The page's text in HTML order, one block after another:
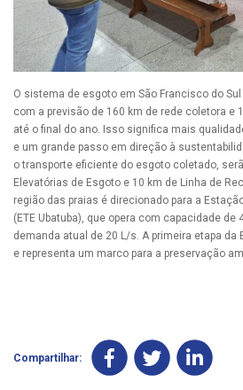
O sistema de esgoto em São Francisco do
com a previsão de 160 km de rede coletora e
até o final do ano. Isso significa mais
e um grande passo em direção à
o transporte eficiente do esgoto coletado,
Elevatórias de Esgoto e 10 km de Linha de
região das praias é direcionado para a
(ETE Ubatuba), que opera com capacidade de
demanda atual de 20 L/s. A primeira etapa da
e representa um marco para a preservação
Compartilhar: